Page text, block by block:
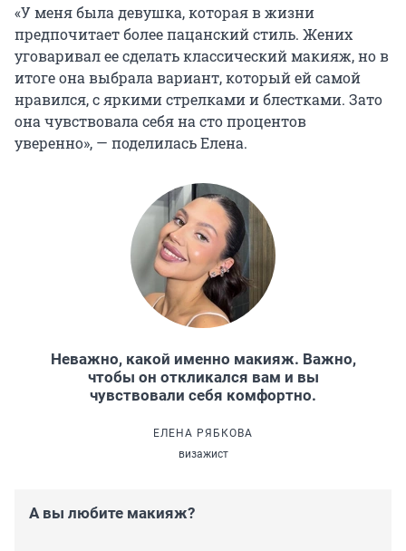
«У меня была девушка, которая в жизни
предпочитает более пацанский стиль. Жених
уговаривал ее сделать классический макияж, но в
итоге она выбрала вариант, который ей самой
нравился, с яркими стрелками и блестками. Зато
она чувствовала себя на сто процентов
уверенно», — поделилась Елена.
Неважно, какой именно макияж. Важно,
чтобы он откликался вам и вы
чувствовали себя комфортно.
ЕЛЕНА РЯБКОВА
визажист
А вы любите макияж?